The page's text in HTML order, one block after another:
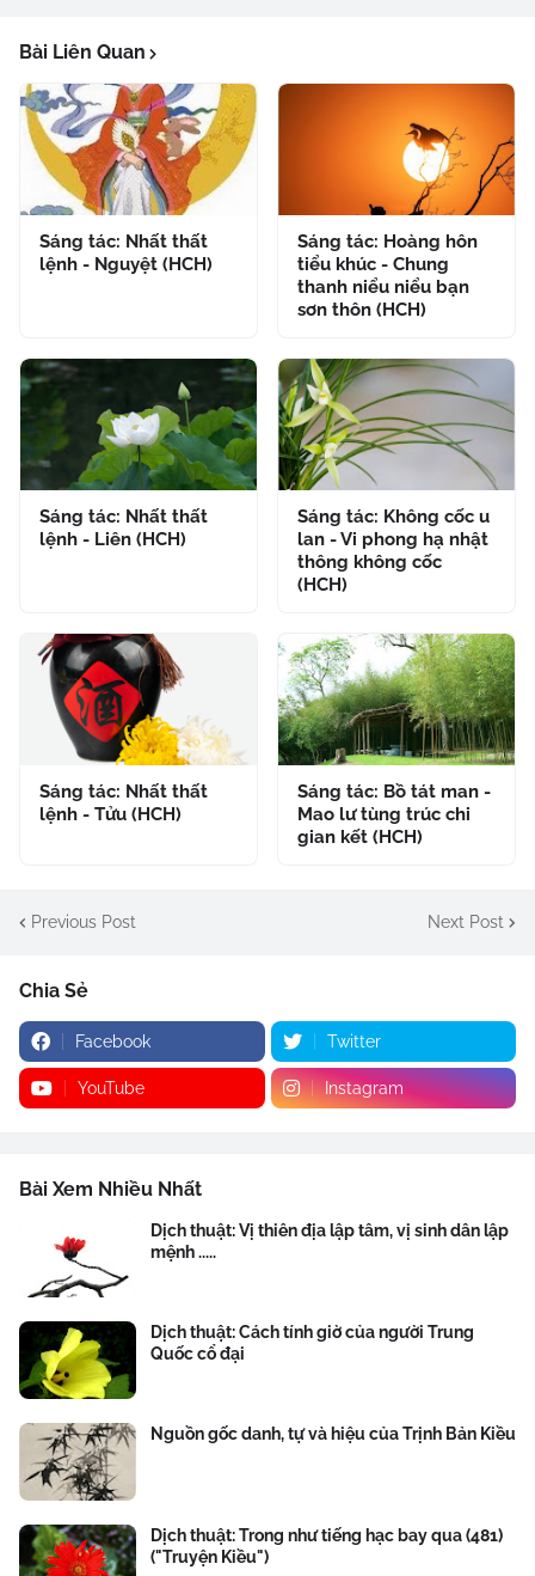
Bài Liên Quan
Sáng tác: Nhất thất
lệnh - Nguyệt (HCH)
Sáng tác: Hoàng hôn
tiểu khúc - Chung
thanh niểu niểu bạn
sơn thôn (HCH)
Sáng tác: Nhất thất
lệnh - Liên (HCH)
Sáng tác: Không cốc u
lan - Vi phong hạ nhật
thông không cốc
(HCH)
Sáng tác: Nhất thất
lệnh - Tửu (HCH)
Sáng tác: Bồ tát man -
Mao lư tùng trúc chi
gian kết (HCH)
Previous Post Next Post
Chia Sẻ
Facebook Twitter
YouTube Instagram
Bài Xem Nhiều Nhất
Dịch thuật: Vị thiên địa lập tâm, vị sinh dân lập
mệnh .....
Dịch thuật: Cách tính giờ của người Trung
Quốc cổ đại
Nguồn gốc danh, tự và hiệu của Trịnh Bản Kiều
Dịch thuật: Trong như tiếng hạc bay qua (481)
("Truyện Kiều")